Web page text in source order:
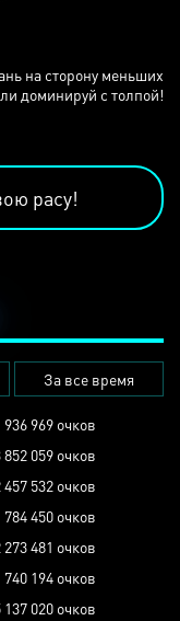
на сторону меньших
доминируй с толпой!
расу!
За все время
936 969 очков
852 059 очков
457 532 очков
784 450 очков
273 481 очков
740 194 очков
137 020 очков